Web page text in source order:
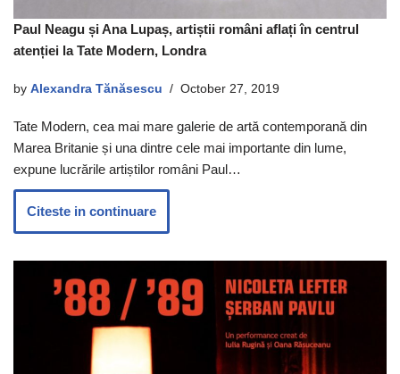
Paul Neagu și Ana Lupaș, artiștii români aflați în centrul
atenției la Tate Modern, Londra
by Alexandra Tănăsescu October 27, 2019
Tate Modern, cea mai mare galerie de artă contemporană din
Marea Britanie și una dintre cele mai importante din lume,
expune lucrările artiștilor români Paul…
Citeste in continuare